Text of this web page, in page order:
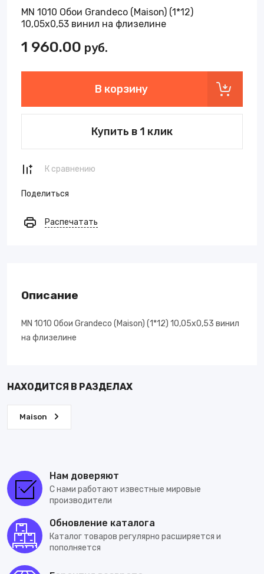
MN 1010 Обои Grandeco (Maison) (1*12)
10,05х0,53 винил на флизелине
1 960.00 руб.
В корзину
Купить в 1 клик
К сравнению
Поделиться
Распечатать
Описание
MN 1010 Обои Grandeco (Maison) (1*12) 10,05х0,53 винил
на флизелине
НАХОДИТСЯ В РАЗДЕЛАХ
Maison
Нам доверяют
С нами работают известные мировые
производители
Обновление каталога
Каталог товаров регулярно расширяется и
пополняется